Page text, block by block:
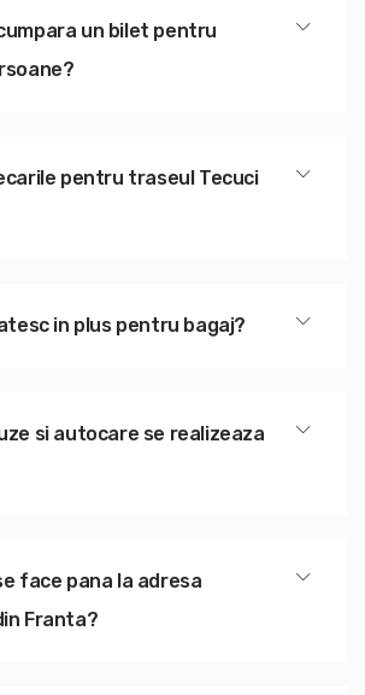
un bilet pentru
pentru traseul Tecuci
in plus pentru bagaj?
si autocare se realizeaza
face pana la adresa
Franta?